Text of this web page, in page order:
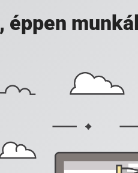
éppen